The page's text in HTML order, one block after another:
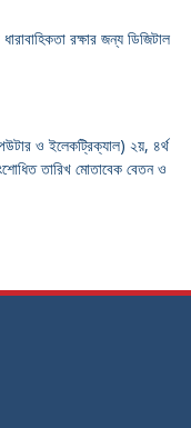
রক্ষার জন্য ডিজিটাল
ও ইলেকট্রিক্যাল) ২য়, ৪র্থ
তারিখ মোতাবেক বেতন ও